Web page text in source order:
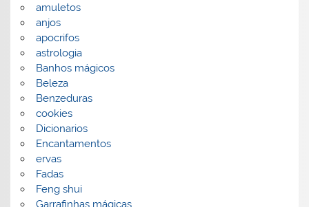
amuletos
anjos
apocrifos
astrologia
Banhos mágicos
Beleza
Benzeduras
cookies
Dicionarios
Encantamentos
ervas
Fadas
Feng shui
Garrafinhas mágicas